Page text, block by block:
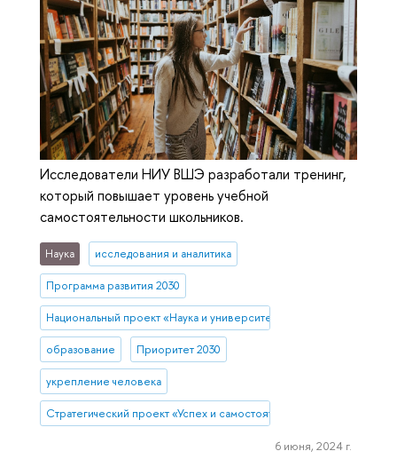
Исследователи НИУ ВШЭ разработали тренинг,
который повышает уровень учебной
самостоятельности школьников.
Наука исследования и аналитика
Программа развития 2030
Национальный проект «Наука и университеты»
образование Приоритет 2030
укрепление человека
Стратегический проект «Успех и самостоятельность человека в
6 июня, 2024 г.